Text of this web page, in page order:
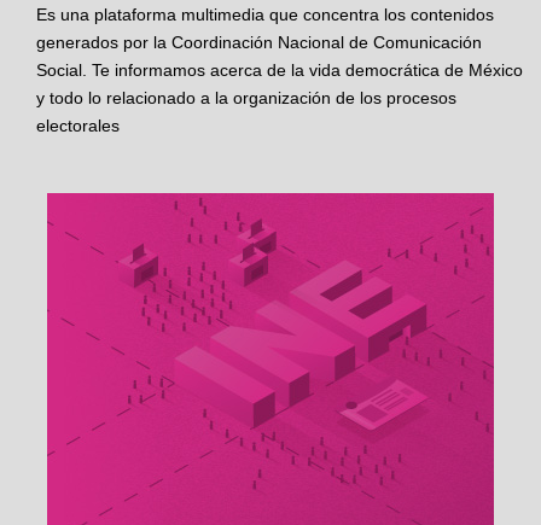
Es una plataforma multimedia que concentra los contenidos
generados por la Coordinación Nacional de Comunicación
Social. Te informamos acerca de la vida democrática de México
y todo lo relacionado a la organización de los procesos
electorales